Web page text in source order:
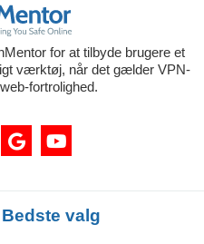
for at tilbyde brugere et
værktøj, når det gælder VPN-
fortrolighed.
valg